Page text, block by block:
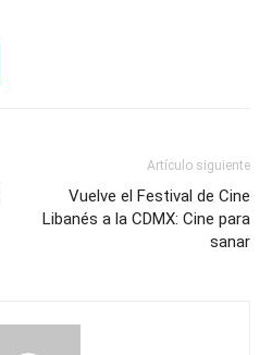
Artículo siguiente
Vuelve el Festival de Cine
Libanés a la CDMX: Cine para
sanar